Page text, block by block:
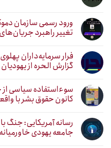
ورود رسمی سازمان
تغییر راهبرد
فرار سرمایه‌داران
گزارش الحره از
سوءاستفاده سیاسی از
کانون حقوق بشر با
رسانه آمریکایی: جنگ
جامعه یهودی